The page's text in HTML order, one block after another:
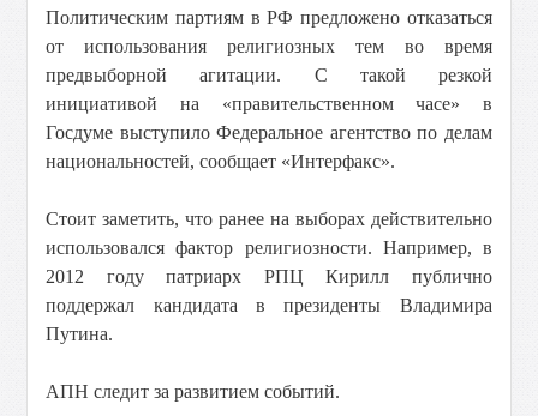
Политическим партиям в РФ предложено отказаться
от использования религиозных тем во время
предвыборной агитации. С такой резкой
инициативой на «правительственном часе» в
Госдуме выступило Федеральное агентство по делам
национальностей, сообщает «Интерфакс».
Стоит заметить, что ранее на выборах действительно
использовался фактор религиозности. Например, в
2012 году патриарх РПЦ Кирилл публично
поддержал кандидата в президенты Владимира
Путина.
АПН следит за развитием событий.